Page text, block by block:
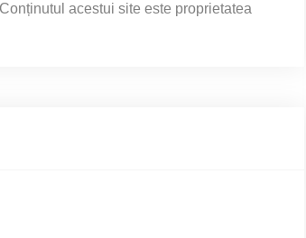
acestui site este proprietatea